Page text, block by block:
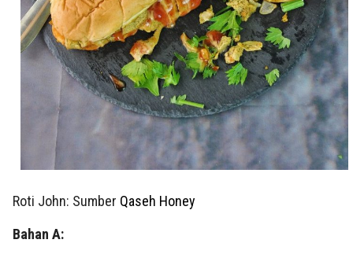
Roti John: Sumber Qaseh Honey
Bahan A: